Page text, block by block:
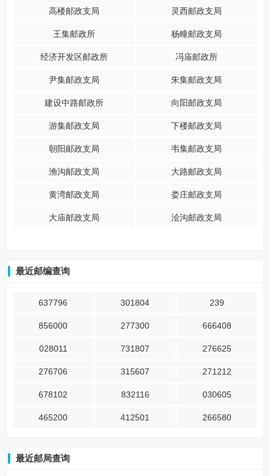
高楼邮政支局 灵西邮政支局
王集邮政所 杨疃邮政支局
经济开发区邮政所 冯庙邮政所
尹集邮政支局 朱集邮政支局
建设中路邮政所 向阳邮政支局
游集邮政支局 下楼邮政支局
朝阳邮政支局 韦集邮政支局
渔沟邮政支局 大路邮政支局
黄湾邮政支局 娄庄邮政支局
大庙邮政支局 浍沟邮政支局
最近邮编查询
637796 301804 239
856000 277300 666408
028011 731807 276625
276706 315607 271212
678102 832116 030605
465200 412501 266580
最近邮局查询